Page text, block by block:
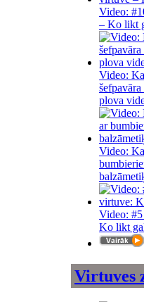
Video:
– Ko likt
Video:
plova
Video:
Video:
Ko likt
Virtuves